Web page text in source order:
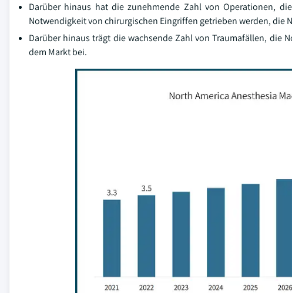
Darüber hinaus hat die zunehmende Zahl von Operationen,
Notwendigkeit von chirurgischen Eingriffen getrieben werden, die
Darüber hinaus trägt die wachsende Zahl von Traumafällen, die
dem Markt bei.